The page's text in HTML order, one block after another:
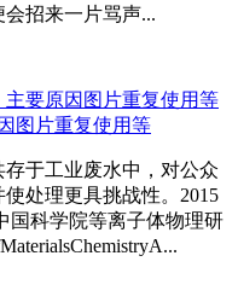
招来一片骂声...
图片重复使用等
于工业废水中，对公众
处理更具挑战性。2015
国科学院等离子体物理研